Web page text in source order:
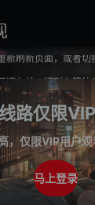
新刷新页面，或者切
速有关，请耐心等待
中的广告，谨防上当
路仅限
，仅限VIP用户
马上登录